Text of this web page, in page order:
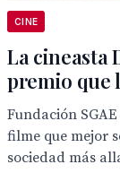
CINE
La cineasta
premio que
Fundación
filme que mejor
sociedad más